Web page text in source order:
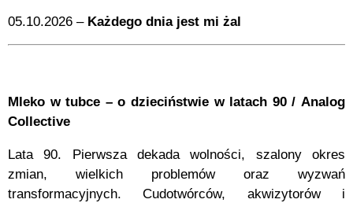
05.10.2026 – Każdego dnia jest mi żal
Mleko w tubce – o dzieciństwie w latach 90 / Analog
Collective
Lata 90. Pierwsza dekada wolności, szalony okres
zmian, wielkich problemów oraz wyzwań
transformacyjnych. Cudotwórców, akwizytorów i